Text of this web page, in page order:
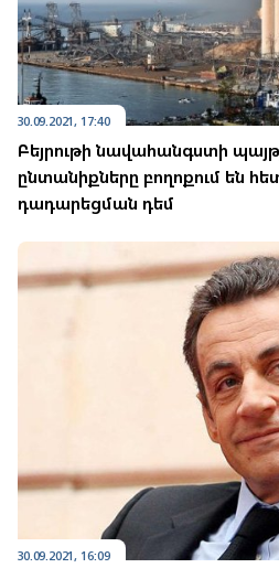
30.09.2021, 17:40
Բեյրութի նավահանգստի
ընտանիքները բողոքում են
դադարեցման դեմ
30.09.2021, 16:09